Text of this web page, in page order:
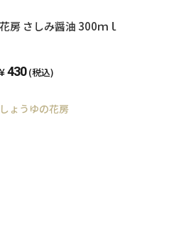
花房 さしみ醤油 300ｍｌ
430 (税込)
しょうゆの花房